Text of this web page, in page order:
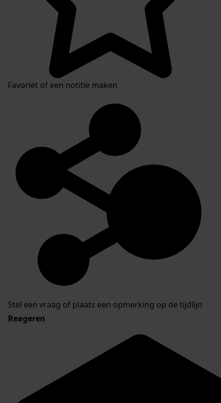
Favoriet of een notitie maken
Stel een vraag of plaats een opmerking op de tijdlijn
Reageren